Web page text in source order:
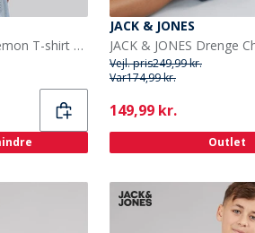
Name It Drenge Jeb Pokemon T-shirt Navy Blazer
JACK & JONES
Vejl. pris249,99 kr.
Var174,99 kr.
Current
149,99 kr.
Outlet